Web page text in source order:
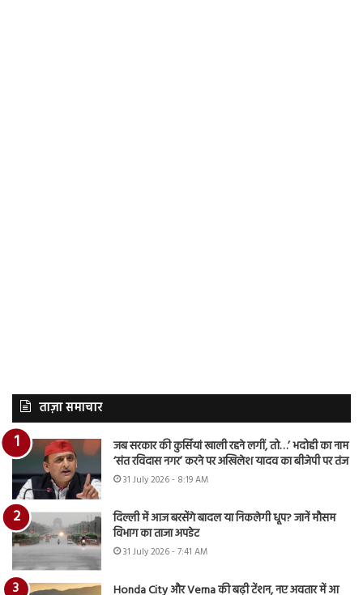
ताज़ा समाचार
जब सरकार की कुर्सियां खाली रहने लगीं, तो…’ भदोही का नाम
‘संत रविदास नगर’ करने पर अखिलेश यादव का बीजेपी पर तंज
31 July 2026 - 8:19 AM
दिल्ली में आज बरसेंगे बादल या निकलेगी धूप? जानें मौसम
विभाग का ताजा अपडेट
31 July 2026 - 7:41 AM
Honda City और Verna की बढ़ी टेंशन, नए अवतार में आ